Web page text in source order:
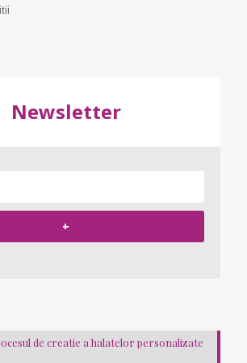
Newsletter
+
de creatie a halatelor personalizate